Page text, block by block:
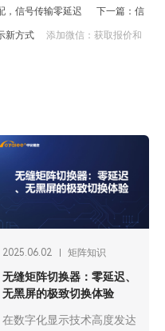
，信号传输零延迟 下一篇：信
新方式 添加微信：获取报价和
2025.06.02 矩阵知识
4K矩阵切换器：支持超高清
分辨率的新一代设备
​在数字显示技术日新月异的